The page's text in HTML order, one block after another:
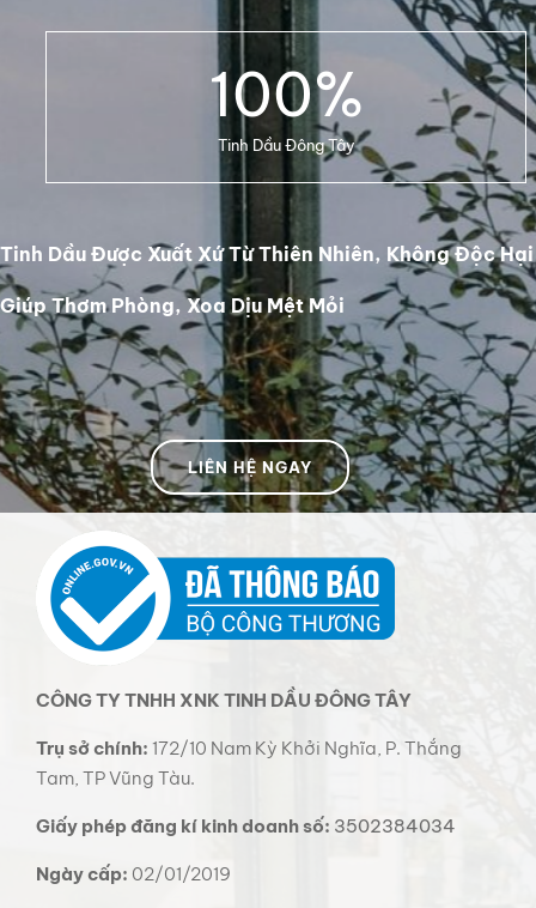
100%
Tinh Dầu Đông Tây
Tinh Dầu Được Xuất Xứ Từ Thiên Nhiên, Không Độc Hại
Giúp Thơm Phòng, Xoa Dịu Mệt Mỏi
LIÊN HỆ NGAY
CÔNG TY TNHH XNK TINH DẦU ĐÔNG TÂY
Trụ sở chính: 172/10 Nam Kỳ Khởi Nghĩa, P. Thắng
Tam, TP Vũng Tàu.
Giấy phép đăng kí kinh doanh số: 3502384034
Ngày cấp: 02/01/2019